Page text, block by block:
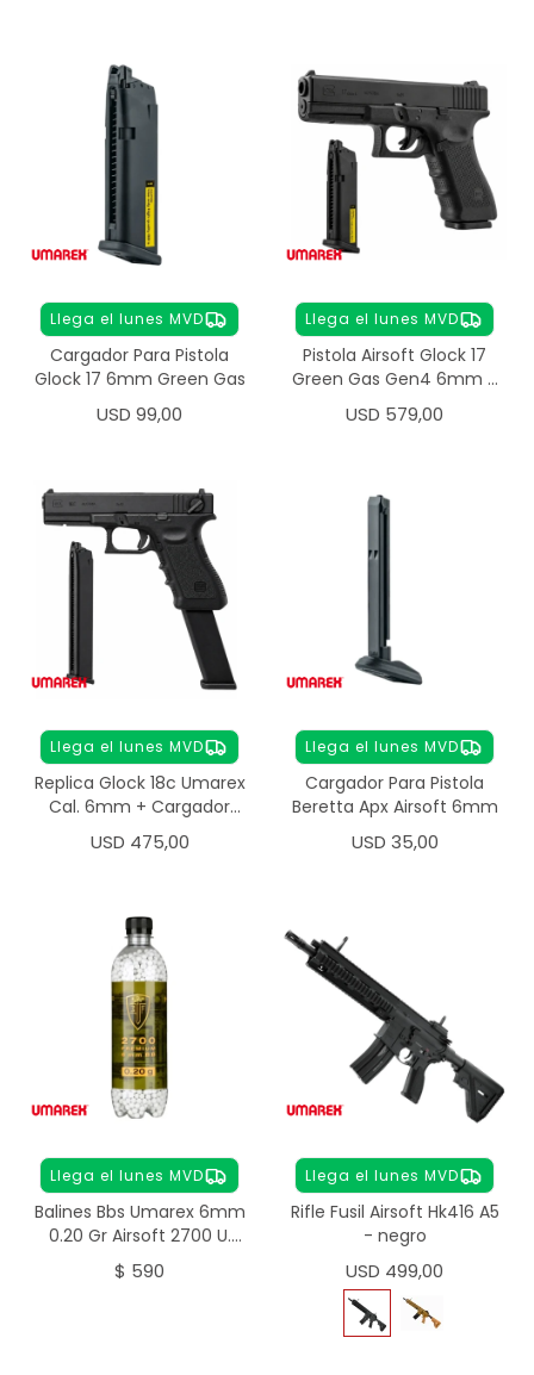
Llega el lunes MVD
Cargador Para Pistola
Glock 17 6mm Green Gas
USD 99,00
Llega el lunes MVD
Pistola Airsoft Glock 17
Green Gas Gen4 6mm +
Cargador
USD 579,00
Llega el lunes MVD
Replica Glock 18c Umarex
Cal. 6mm + Cargador
Extra
USD 475,00
Llega el lunes MVD
Cargador Para Pistola
Beretta Apx Airsoft 6mm
USD 35,00
Llega el lunes MVD
Balines Bbs Umarex 6mm
0.20 Gr Airsoft 2700 U.
Premium
$ 590
Llega el lunes MVD
Rifle Fusil Airsoft Hk416 A5
- negro
USD 499,00